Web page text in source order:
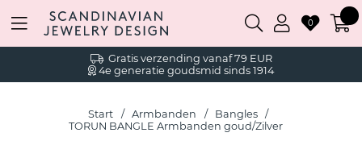
Gratis verzending vanaf 79 EUR
4e generatie goudsmid sinds 1914
0
Start Armbanden
Bangles
TORUN BANGLE Armbanden goud/Zilver